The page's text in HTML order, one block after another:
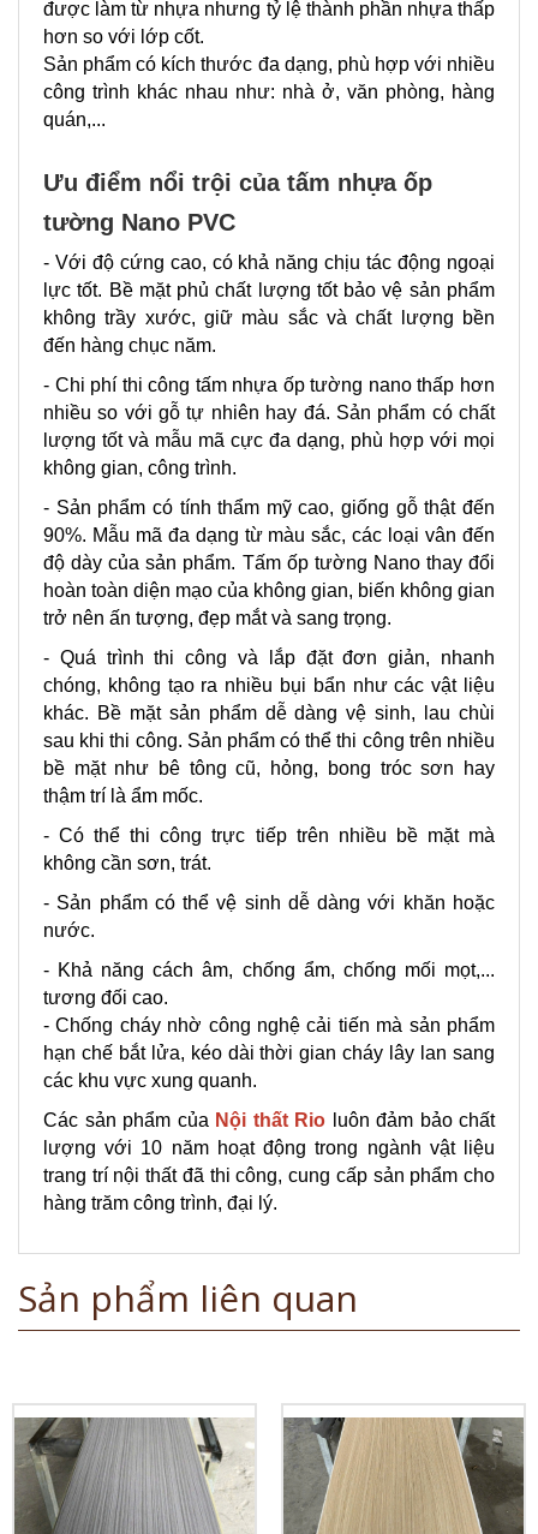
được làm từ nhựa nhưng tỷ lệ thành phần nhựa thấp
hơn so với lớp cốt.
Sản phẩm có kích thước đa dạng, phù hợp với nhiều
công trình khác nhau như: nhà ở, văn phòng, hàng
quán,...
Ưu điểm nổi trội của tấm nhựa ốp
tường Nano PVC
- Với độ cứng cao, có khả năng chịu tác động ngoại
lực tốt. Bề mặt phủ chất lượng tốt bảo vệ sản phẩm
không trầy xước, giữ màu sắc và chất lượng bền
đến hàng chục năm.
- Chi phí thi công tấm nhựa ốp tường nano thấp hơn
nhiều so với gỗ tự nhiên hay đá. Sản phẩm có chất
lượng tốt và mẫu mã cực đa dạng, phù hợp với mọi
không gian, công trình.
- Sản phẩm có tính thẩm mỹ cao, giống gỗ thật đến
90%. Mẫu mã đa dạng từ màu sắc, các loại vân đến
độ dày của sản phẩm. Tấm ốp tường Nano thay đổi
hoàn toàn diện mạo của không gian, biến không gian
trở nên ấn tượng, đẹp mắt và sang trọng.
- Quá trình thi công và lắp đặt đơn giản, nhanh
chóng, không tạo ra nhiều bụi bẩn như các vật liệu
khác. Bề mặt sản phẩm dễ dàng vệ sinh, lau chùi
sau khi thi công. Sản phẩm có thể thi công trên nhiều
bề mặt như bê tông cũ, hỏng, bong tróc sơn hay
thậm trí là ẩm mốc.
- Có thể thi công trực tiếp trên nhiều bề mặt mà
không cần sơn, trát.
- Sản phẩm có thể vệ sinh dễ dàng với khăn hoặc
nước.
- Khả năng cách âm, chống ẩm, chống mối mọt,...
tương đối cao.
- Chống cháy nhờ công nghệ cải tiến mà sản phẩm
hạn chế bắt lửa, kéo dài thời gian cháy lây lan sang
các khu vực xung quanh.
Các sản phẩm của Nội thất Rio luôn đảm bảo chất
lượng với 10 năm hoạt động trong ngành vật liệu
trang trí nội thất đã thi công, cung cấp sản phẩm cho
hàng trăm công trình, đại lý.
Sản phẩm liên quan